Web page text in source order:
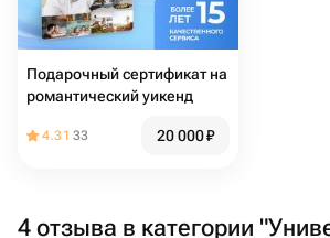
Подарочный сертификат на
романтический уикенд
4.31 33 20 000₽
4 отзыва в категории